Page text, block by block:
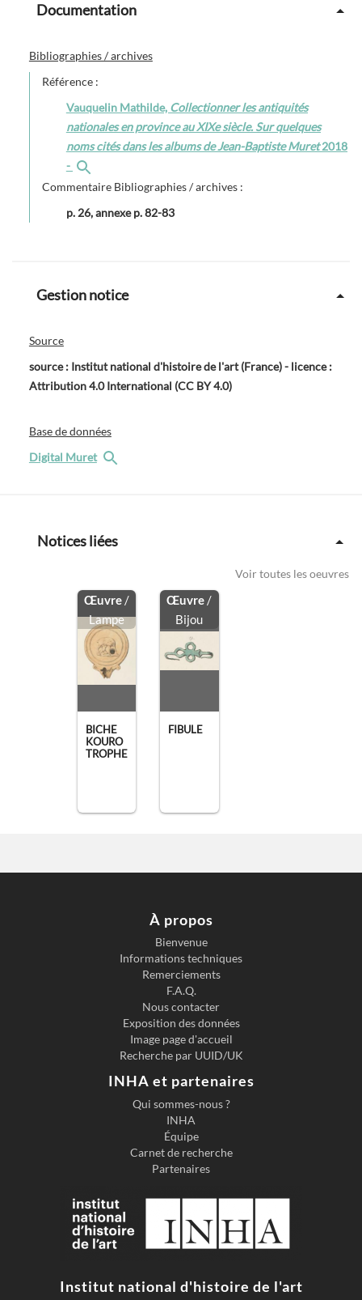
Documentation
Bibliographies / archives
Référence :
Vauquelin Mathilde, Collectionner les antiquités
nationales en province au XIXe siècle. Sur quelques
noms cités dans les albums de Jean-Baptiste Muret2018
-
Commentaire Bibliographies / archives :
p. 26, annexe p. 82-83
Gestion notice
Source
source : Institut national d'histoire de l'art (France) - licence :
Attribution 4.0 International (CC BY 4.0)
Base de données
Digital Muret
Notices liées
Voir toutes les oeuvres
Œuvre /
Lampe
BICHE
KOURO
TROPHE
Œuvre /
Bijou
FIBULE
À propos
Bienvenue
Informations techniques
Remerciements
F.A.Q.
Nous contacter
Exposition des données
Image page d'accueil
Recherche par UUID/UK
INHA et partenaires
Qui sommes-nous ?
INHA
Équipe
Carnet de recherche
Partenaires
Institut national d'histoire de l'art